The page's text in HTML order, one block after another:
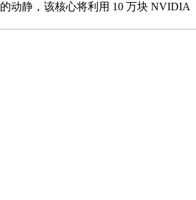
动静，该核心将利用 10 万块 NVIDIA